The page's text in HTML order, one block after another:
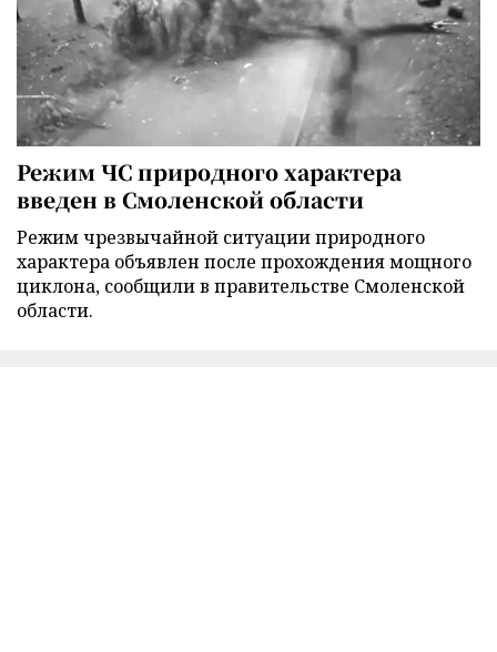
Режим ЧС природного характера
введен в Смоленской области
Режим чрезвычайной ситуации природного
характера объявлен после прохождения мощного
циклона, сообщили в правительстве Смоленской
области.